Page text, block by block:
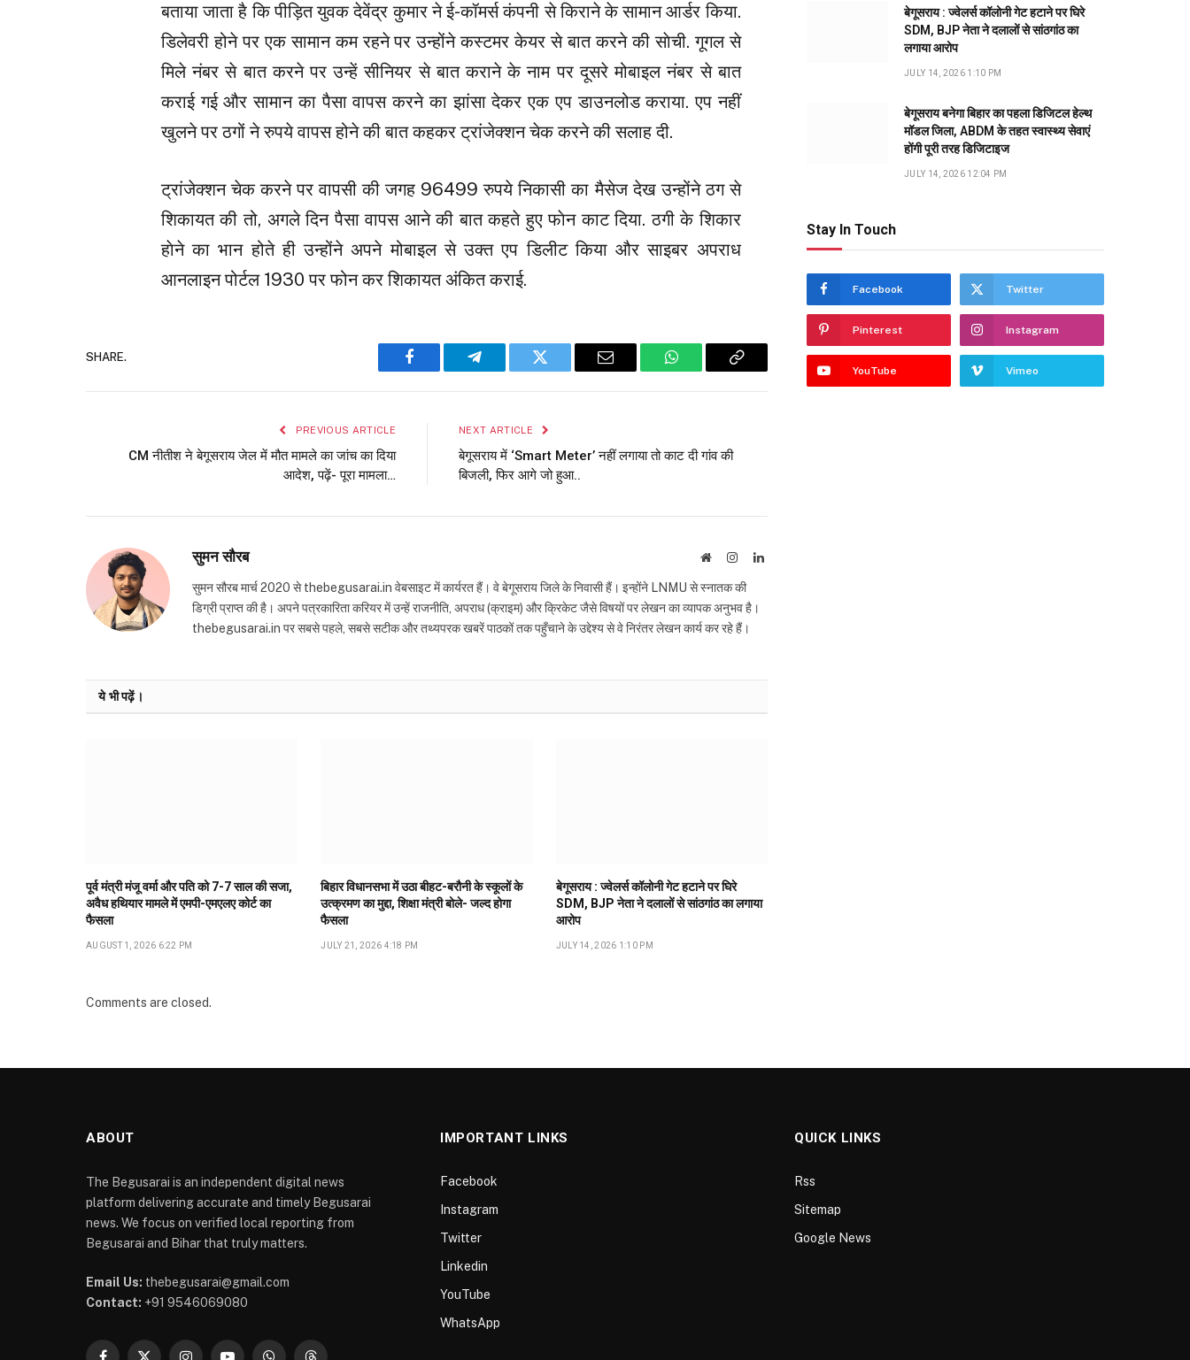
बताया जाता है कि पीड़ित युवक देवेंद्र कुमार ने ई-कॉमर्स कंपनी से किराने के सामान आर्डर किया.
डिलेवरी होने पर एक सामान कम रहने पर उन्होंने कस्टमर केयर से बात करने की साेची. गूगल से
मिले नंबर से बात करने पर उन्हें सीनियर से बात कराने के नाम पर दूसरे मोबाइल नंबर से बात
कराई गई और सामान का पैसा वापस करने का झांसा देकर एक एप डाउनलोड कराया. एप नहीं
खुलने पर ठगों ने रुपये वापस होने की बात कहकर ट्रांजेक्शन चेक करने की सलाह दी.
ट्रांजेक्शन चेक करने पर वापसी की जगह 96499 रुपये निकासी का मैसेज देख उन्होंने ठग से
शिकायत की तो, अगले दिन पैसा वापस आने की बात कहते हुए फाेन काट दिया. ठगी के शिकार
हाेने का भान होते ही उन्होंने अपने मोबाइल से उक्त एप डिलीट किया और साइबर अपराध
आनलाइन पोर्टल 1930 पर फोन कर शिकायत अंकित कराई.
SHARE.
Facebook Telegram Twitter Email WhatsAppCopy
PREVIOUS ARTICLE
CM नीतीश ने बेगूसराय जेल में मौत मामले का जांच का दिया
आदेश, पढ़ें- पूरा मामला…
NEXT ARTICLE
बेगूसराय में ‘Smart Meter’ नहीं लगाया तो काट दी गांव की
बिजली, फिर आगे जो हुआ..
सुमन सौरब WebsiteInstagramLinkedIn
सुमन सौरब मार्च 2020 से thebegusarai.in वेबसाइट में कार्यरत हैं। वे बेगूसराय जिले के निवासी हैं। इन्होंने LNMU से स्नातक की
डिग्री प्राप्त की है। अपने पत्रकारिता करियर में उन्हें राजनीति, अपराध (क्राइम) और क्रिकेट जैसे विषयों पर लेखन का व्यापक अनुभव है।
thebegusarai.in पर सबसे पहले, सबसे सटीक और तथ्यपरक खबरें पाठकों तक पहुँचाने के उद्देश्य से वे निरंतर लेखन कार्य कर रहे हैं।
ये भी पढ़ें।
पूर्व मंत्री मंजू वर्मा और पति को 7-7 साल की सजा,
अवैध हथियार मामले में एमपी-एमएलए कोर्ट का
फैसला
AUGUST 1, 2026 6:22 PM
बिहार विधानसभा में उठा बीहट-बरौनी के स्कूलों के
उत्क्रमण का मुद्दा, शिक्षा मंत्री बोले- जल्द होगा
फैसला
JULY 21, 2026 4:18 PM
बेगूसराय : ज्वेलर्स कॉलोनी गेट हटाने पर घिरे
SDM, BJP नेता ने दलालों से सांठगांठ का लगाया
आरोप
JULY 14, 2026 1:10 PM
Comments are closed.
बेगूसराय : ज्वेलर्स कॉलोनी गेट हटाने पर घिरे
SDM, BJP नेता ने दलालों से सांठगांठ का
लगाया आरोप
JULY 14, 2026 1:10 PM
बेगूसराय बनेगा बिहार का पहला डिजिटल हेल्थ
मॉडल जिला, ABDM के तहत स्वास्थ्य सेवाएं
होंगी पूरी तरह डिजिटाइज
JULY 14, 2026 12:04 PM
Stay In Touch
Facebook Twitter
Pinterest Instagram
YouTube Vimeo
ABOUT
The Begusarai is an independent digital news
platform delivering accurate and timely Begusarai
news. We focus on verified local reporting from
Begusarai and Bihar that truly matters.
Email Us: thebegusarai@gmail.com
Contact: +91 9546069080
IMPORTANT LINKS
Facebook
Instagram
Twitter
Linkedin
YouTube
WhatsApp
QUICK LINKS
Rss
Sitemap
Google News